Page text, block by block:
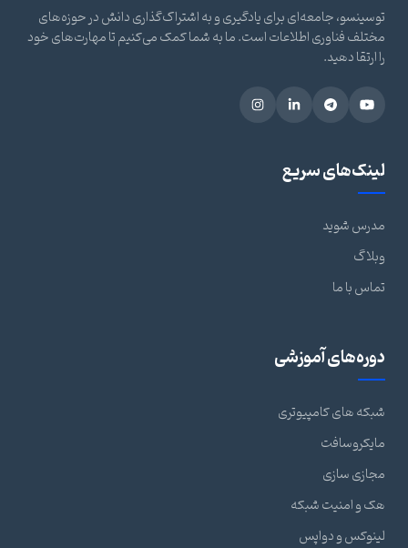
توسینسو، جامعه‌ای برای یادگیری و به اشتراک‌گذاری دانش در حوزه‌های
مختلف فناوری اطلاعات است. ما به شما کمک می‌کنیم تا مهارت‌های خود
را ارتقا دهید.
لینک‌های سریع
مدرس شوید
وبلاگ
تماس با ما
دوره‌های آموزشی
شبکه های کامپیوتری
مایکروسافت
مجازی سازی
هک و امنیت شبکه
لینوکس و دواپس